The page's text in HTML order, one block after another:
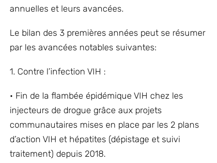
annuelles et leurs avancées.
Le bilan des 3 premières années peut se résumer
par les avancées notables suivantes:
1. Contre l’infection VIH :
• Fin de la flambée épidémique VIH chez les
injecteurs de drogue grâce aux projets
communautaires mises en place par les 2 plans
d’action VIH et hépatites (dépistage et suivi
traitement) depuis 2018.